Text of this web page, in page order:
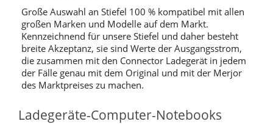
Große Auswahl an Stiefel 100 % kompatibel mit allen
großen Marken und Modelle auf dem Markt.
Kennzeichnend für unsere Stiefel und daher besteht
breite Akzeptanz, sie sind Werte der Ausgangsstrom,
die zusammen mit den Connector Ladegerät in jedem
der Fälle genau mit dem Original und mit der Merjor
des Marktpreises zu machen.
Ladegeräte-Computer-Notebooks